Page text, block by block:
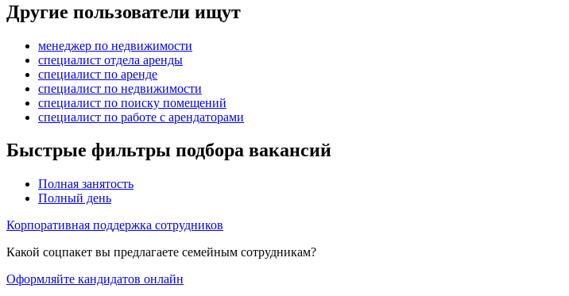
Другие пользователи ищут
менеджер по недвижимости
специалист отдела аренды
специалист по аренде
специалист по недвижимости
специалист по поиску помещений
специалист по работе с арендаторами
Быстрые фильтры подбора вакансий
Полная занятость
Полный день
Корпоративная поддержка сотрудников
Какой соцпакет вы предлагаете семейным сотрудникам?
Оформляйте кандидатов онлайн